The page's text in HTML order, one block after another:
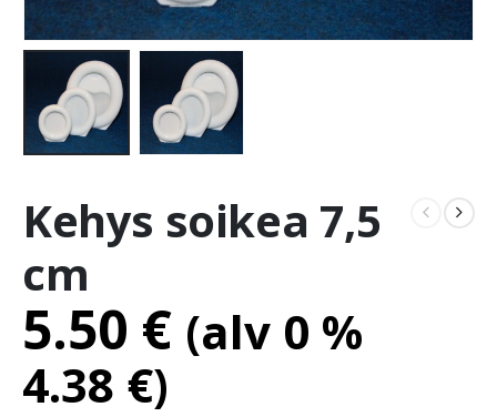
Kehys soikea 7,5
cm
5.50 € (alv 0 %
4.38 €)